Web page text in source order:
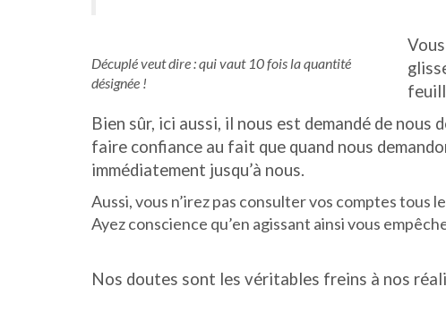
Décuplé veut dire : qui vaut 10 fois la quantité
désignée !
Bien sûr, ici aussi, il nous est demandé de
faire confiance au fait que quand nous
immédiatement jusqu’à nous.
Aussi, vous n’irez pas consulter vos comptes tous
Ayez conscience qu’en agissant ainsi vous
Nos doutes sont les véritables freins à nos